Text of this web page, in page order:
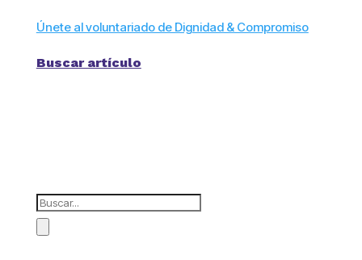
Únete al voluntariado de Dignidad & Compromiso
Buscar artículo